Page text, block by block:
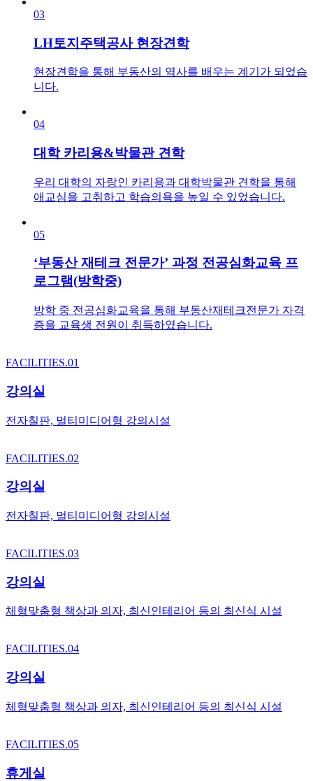
03
LH토지주택공사 현장견학
현장견학을 통해 부동산의 역사를 배우는 계기가 되었습
니다.
04
대학 카리용&박물관 견학
우리 대학의 자랑인 카리용과 대학박물관 견학을 통해
애교심을 고취하고 학습의욕을 높일 수 있었습니다.
05
‘부동산 재테크 전문가’ 과정 전공심화교육 프
로그램(방학중)
방학 중 전공심화교육을 통해 부동산재테크전문가 자격
증을 교육생 전원이 취득하였습니다.
FACILITIES.01
강의실
전자칠판, 멀티미디어형 강의시설
FACILITIES.02
강의실
전자칠판, 멀티미디어형 강의시설
FACILITIES.03
강의실
체형맞춤형 책상과 의자, 최신인테리어 등의 최신식 시설
FACILITIES.04
강의실
체형맞춤형 책상과 의자, 최신인테리어 등의 최신식 시설
FACILITIES.05
휴게실